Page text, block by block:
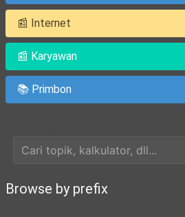
📰 Internet
📰 Karyawan
📚 Primbon
Browse by prefix